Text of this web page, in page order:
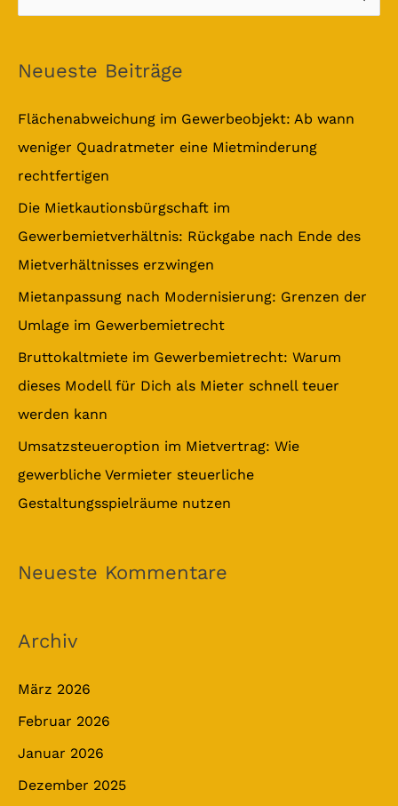
h
e
n
Neueste Beiträge
Flächenabweichung im Gewerbeobjekt: Ab wann
weniger Quadratmeter eine Mietminderung
rechtfertigen
Die Mietkautionsbürgschaft im
Gewerbemietverhältnis: Rückgabe nach Ende des
Mietverhältnisses erzwingen
Mietanpassung nach Modernisierung: Grenzen der
Umlage im Gewerbemietrecht
Bruttokaltmiete im Gewerbemietrecht: Warum
dieses Modell für Dich als Mieter schnell teuer
werden kann
Umsatzsteueroption im Mietvertrag: Wie
gewerbliche Vermieter steuerliche
Gestaltungsspielräume nutzen
Neueste Kommentare
Archiv
März 2026
Februar 2026
Januar 2026
Dezember 2025